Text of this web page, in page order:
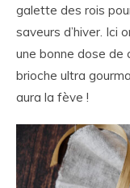
galette des rois
saveurs d’hiver. Ici
une bonne dose de
brioche ultra
aura la fève !